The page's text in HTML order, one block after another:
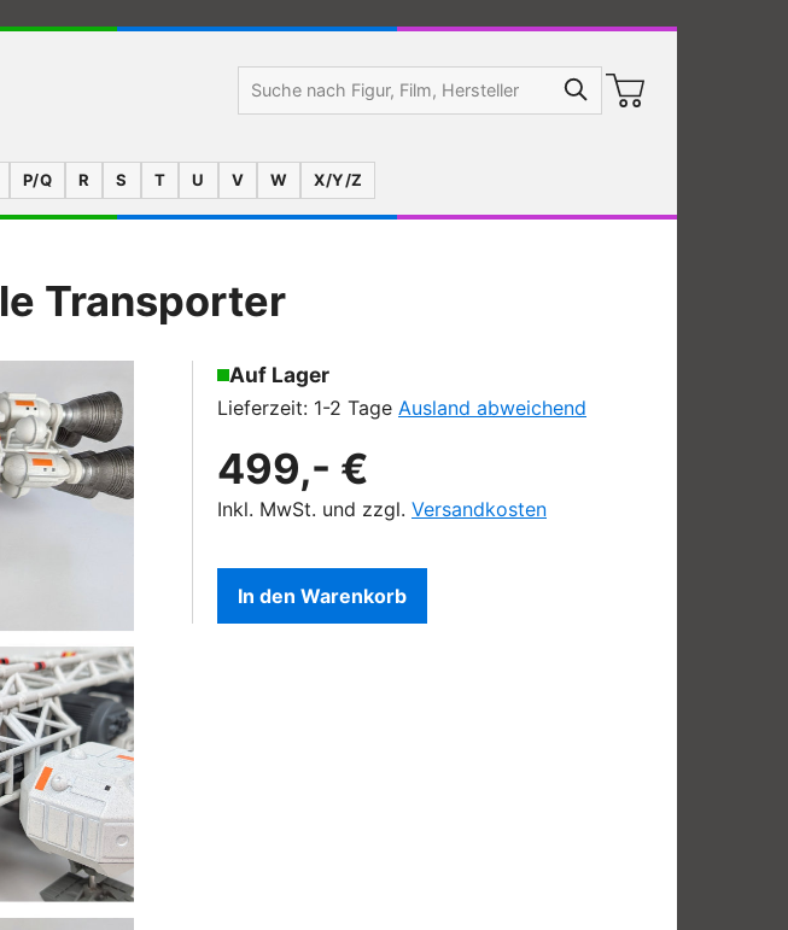
P/Q R S T U V W X/Y/Z
Transporter
Auf Lager
Lieferzeit: 1-2 Tage Ausland abweichend
499,- €
Inkl. MwSt. und zzgl. Versandkosten
In den Warenkorb